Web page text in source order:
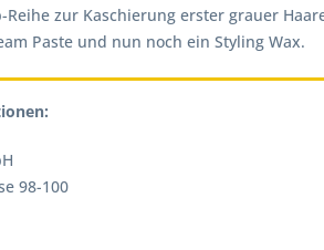
Reihe zur Kaschierung erster grauer
Paste und nun noch ein Styling Wax.
98-100